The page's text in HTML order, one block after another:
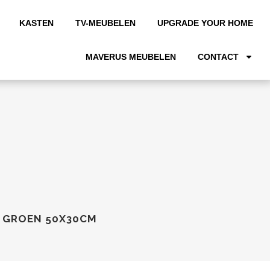
KASTEN TV-MEUBELEN UPGRADE YOUR HOME
MAVERUS MEUBELEN CONTACT
GROEN 50X30CM